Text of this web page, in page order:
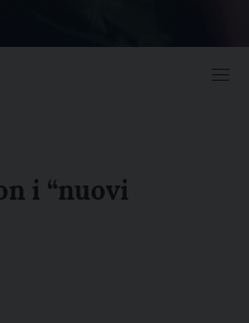
i “nuovi